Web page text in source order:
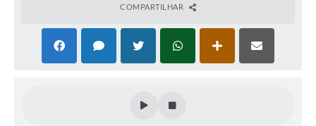
COMPARTILHAR